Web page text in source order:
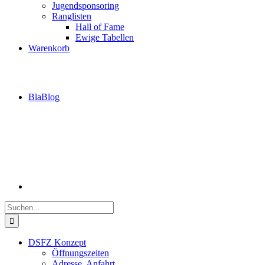
Jugendsponsoring
Ranglisten
Hall of Fame
Ewige Tabellen
Warenkorb
BlaBlog
Suche
nach:
DSFZ Konzept
Öffnungszeiten